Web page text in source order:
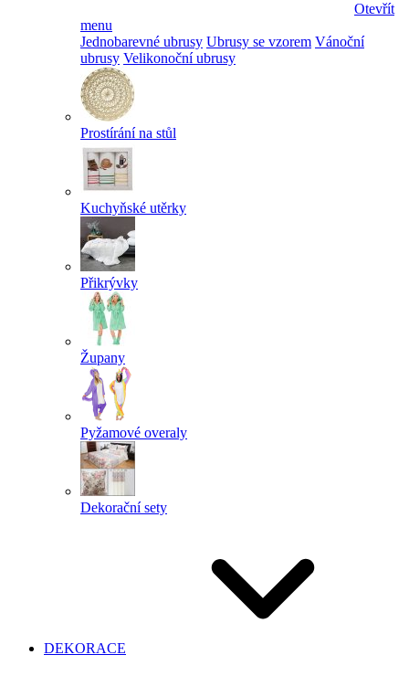
Otevřít
menu
Jednobarevné ubrusy Ubrusy se vzorem Vánoční
ubrusy Velikonoční ubrusy
Prostírání na stůl
Kuchyňské utěrky
Přikrývky
Župany
Pyžamové overaly
Dekorační sety
DEKORACE